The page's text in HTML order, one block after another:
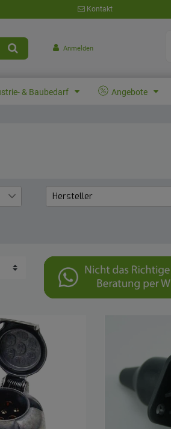
Kontakt
Anmelden
& Baubedarf Angebote
Hersteller